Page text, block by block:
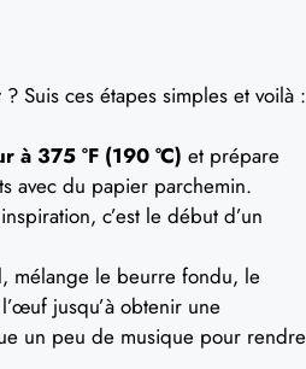
Suis ces étapes simples et voilà :
à 375 °F (190 °C) et prépare
avec du papier parchemin.
c’est le début d’un
, mélange le beurre fondu, le
jusqu’à obtenir une
un peu de musique pour rendre